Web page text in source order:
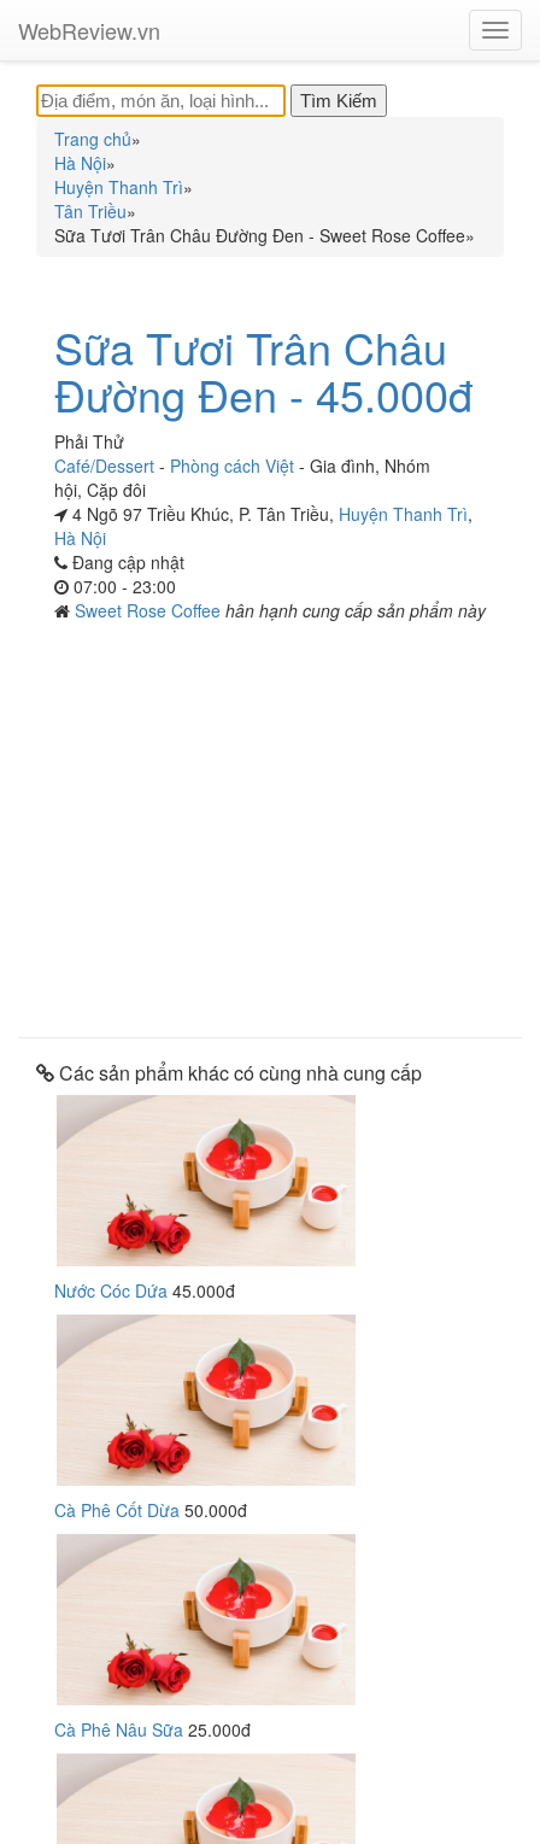
WebReview.vn
Trang chủ»
Hà Nội»
Huyện Thanh Trì»
Tân Triều»
Sữa Tươi Trân Châu Đường Đen - Sweet Rose Coffee»
Sữa Tươi Trân Châu
Đường Đen - 45.000đ
Phải Thử
Café/Dessert - Phòng cách Việt - Gia đình, Nhóm
hội, Cặp đôi
4 Ngõ 97 Triều Khúc, P. Tân Triều, Huyện Thanh Trì,
Hà Nội
Đang cập nhật
07:00 - 23:00
Sweet Rose Coffee hân hạnh cung cấp sản phẩm này
Các sản phẩm khác có cùng nhà cung cấp
Nước Cóc Dứa 45.000đ
Cà Phê Cốt Dừa 50.000đ
Cà Phê Nâu Sữa 25.000đ